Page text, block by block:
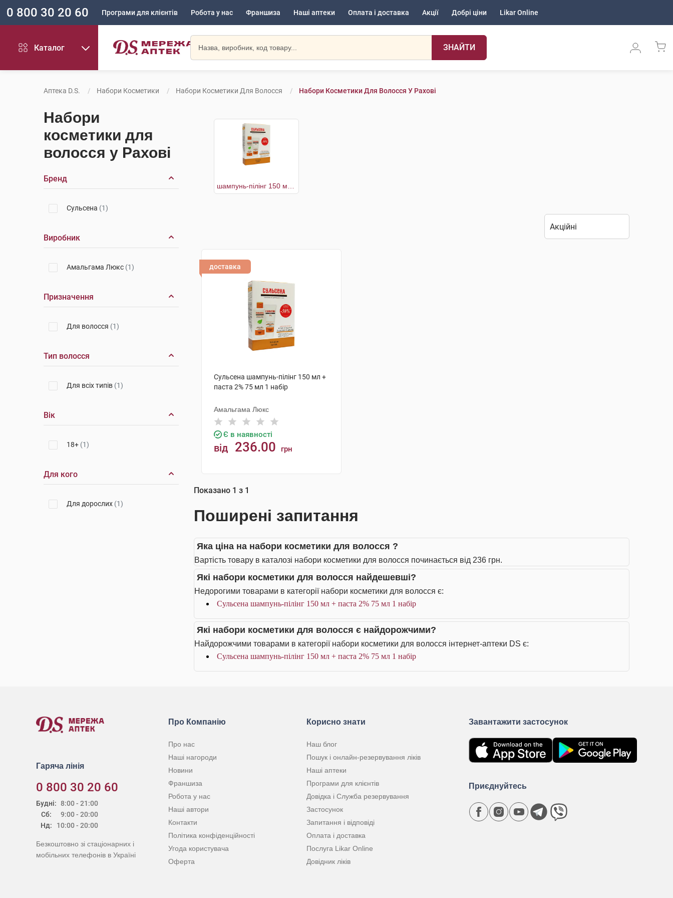
0 800 30 20 60 Програми для клієнтів Робота у нас Франшиза Наші аптеки Оплата і доставка Акції Добрі ціни Likar Online
Каталог ЗНАЙТИ
Аптека D.S. Набори Косметики Набори Косметики Для Волосся Набори Косметики Для Волосся У Рахові
Набори
косметики для
волосся у Рахові
Бренд
Сульсена (1)
Виробник
Амальгама Люкс (1)
Призначення
Для волосся (1)
Тип волосся
Для всіх типів (1)
Вік
18+ (1)
Для кого
Для дорослих (1)
доставка
Сульсена шампунь-пілінг 150 мл +
паста 2% 75 мл 1 набір
Амальгама Люкс
Є в наявності
від 236.00 грн
Показано 1 з 1
Поширені запитання
Яка ціна на набори косметики для волосся ?
Вартість товару в каталозі набори косметики для волосся починається від 236 грн.
Які набори косметики для волосся найдешевші?
Недорогими товарами в категорії набори косметики для волосся є:
Сульсена шампунь-пілінг 150 мл + паста 2% 75 мл 1 набір
Які набори косметики для волосся є найдорожчими?
Найдорожчими товарами в категорії набори косметики для волосся інтернет-аптеки DS є:
Сульсена шампунь-пілінг 150 мл + паста 2% 75 мл 1 набір
Гаряча лінія
0 800 30 20 60
Будні:
Сб:
Нд:
8:00 - 21:00
9:00 - 20:00
10:00 - 20:00
Безкоштовно зі стаціонарних і
мобільних телефонів в Україні
Про Компанію
Про нас
Наші нагороди
Новини
Франшиза
Робота у нас
Наші автори
Контакти
Політика конфіденційності
Угода користувача
Оферта
Корисно знати
Наш блог
Пошук і онлайн-резервування ліків
Наші аптеки
Програми для клієнтів
Довідка і Служба резервування
Застосунок
Запитання і відповіді
Оплата і доставка
Послуга Likar Online
Довідник ліків
Завантажити застосунок
Приєднуйтесь